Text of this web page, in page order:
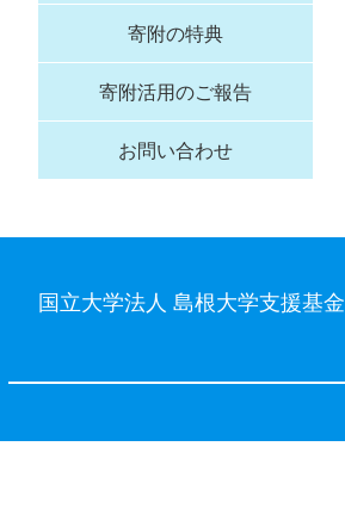
寄附の特典
寄附活用のご報告
お問い合わせ
国立大学法人 島根大学支援基金